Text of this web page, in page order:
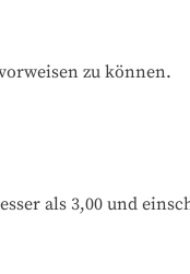
zu können.
als 3,00 und